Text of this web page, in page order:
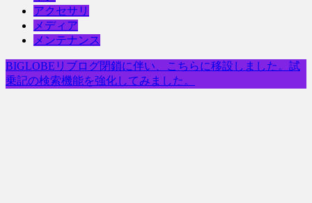
アクセサリ
メディア
メンテナンス
BIGLOBEリブログ閉鎖に伴い、こちらに移設しました。試
乗記の検索機能を強化してみました。